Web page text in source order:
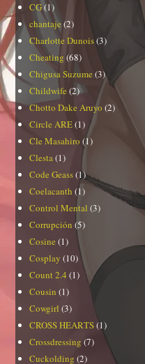
CG(1)
chantaje(2)
Charlotte Dunois(3)
Cheating (68)
Chigusa Suzume (3)
Childwife (2)
Chotto Dake Aruyo (2)
Circle ARE(1)
Cle Masahiro (1)
Clesta(1)
Code Geass(1)
Coelacanth (1)
Control Mental (3)
Corrupción (5)
Cosine (1)
Cosplay (10)
Count 2.4 (1)
Cousin (1)
Cowgirl (3)
CROSS HEARTS(1)
Crossdressing (7)
Cuckolding (2)